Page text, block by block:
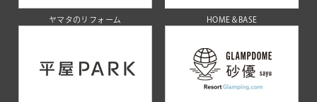
ヤマタのリフォーム HOME＆BASE